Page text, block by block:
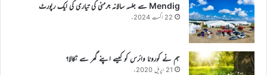
Mendig سے جلسہ سالانہ جرمنی کی تیاری کی ایک رپورٹ
22 اگست 2024ء
ہم نے کورونا وائرس کو کیسے اپنے گھر سے نکالا؟
21 اپریل 2020ء